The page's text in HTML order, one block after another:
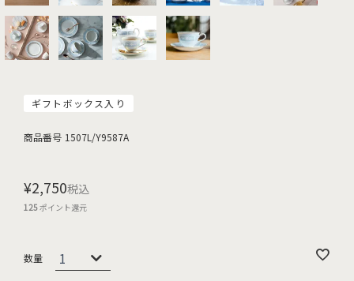
ギフトボックス入り
商品番号 1507L/Y9587A
¥2,750税込
125ポイント還元